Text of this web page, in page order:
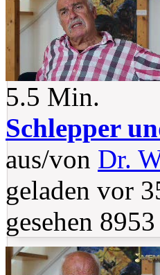
5.5 Min.
Schlepper
aus/von Dr.
geladen vor
gesehen